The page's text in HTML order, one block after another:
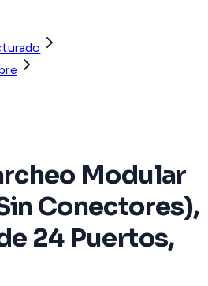
Modular
Conectores),
24 Puertos,